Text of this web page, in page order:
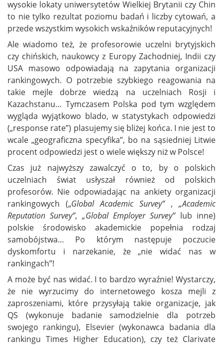
wysokie lokaty uniwersytetów Wielkiej Brytanii czy Chin
to nie tylko rezultat poziomu badań i liczby cytowań, a
przede wszystkim wysokich wskaźników reputacyjnych!
Ale wiadomo też, że profesorowie uczelni brytyjskich
czy chińskich, naukowcy z Europy Zachodniej, Indii czy
USA masowo odpowiadają na zapytania organizacji
rankingowych. O potrzebie szybkiego reagowania na
takie mejle dobrze wiedzą na uczelniach Rosji i
Kazachstanu… Tymczasem Polska pod tym względem
wygląda wyjątkowo blado, w statystykach odpowiedzi
(„response rate”) plasujemy się bliżej końca. I nie jest to
wcale „geograficzna specyfika”, bo na sąsiedniej Litwie
procent odpowiedzi jest o wiele większy niż w Polsce!
Czas już najwyższy zawalczyć o to, by o polskich
uczelniach świat usłyszał również od polskich
profesorów. Nie odpowiadając na ankiety organizacji
rankingowych („Global Academic Survey”, „Academic
Reputation Survey”, „Global Employer Survey” lub inne)
polskie środowisko akademickie popełnia rodzaj
samobójstwa… Po którym następuje poczucie
dyskomfortu i narzekanie, że „nie widać nas w
rankingach”!
A może być nas widać. I to bardzo wyraźnie! Wystarczy,
że nie wyrzucimy do internetowego kosza mejli z
zaproszeniami, które przysyłają takie organizacje, jak
QS (wykonuje badanie samodzielnie dla potrzeb
swojego rankingu), Elsevier (wykonawca badania dla
rankingu Times Higher Education), czy też Clarivate